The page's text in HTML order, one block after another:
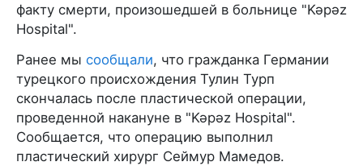
факту смерти, произошедшей в больнице "Kəpəz
Hospital".
Ранее мы сообщали, что гражданка Германии
турецкого происхождения Тулин Турп
скончалась после пластической операции,
проведенной накануне в "Kəpəz Hospital".
Сообщается, что операцию выполнил
пластический хирург Сеймур Мамедов.